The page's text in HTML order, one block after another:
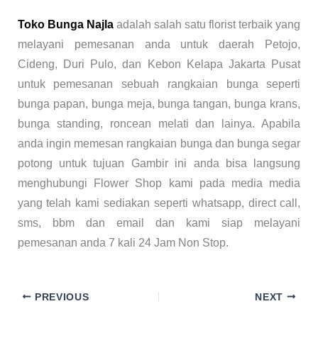
Toko Bunga Najlaadalah salah satu florist terbaik yang
melayani pemesanan anda untuk daerah Petojo,
Cideng, Duri Pulo, dan Kebon Kelapa Jakarta Pusat
untuk pemesanan sebuah rangkaian bunga seperti
bunga papan, bunga meja, bunga tangan, bunga krans,
bunga standing, roncean melati dan lainya. Apabila
anda ingin memesan rangkaian bunga dan bunga segar
potong untuk tujuan Gambir ini anda bisa langsung
menghubungi Flower Shop kami pada media media
yang telah kami sediakan seperti whatsapp, direct call,
sms, bbm dan email dan kami siap melayani
pemesanan anda 7 kali 24 Jam Non Stop.
PREVIOUS NEXT